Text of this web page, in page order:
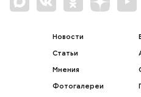
Новости
Статьи
Мнения
Фотогалереи